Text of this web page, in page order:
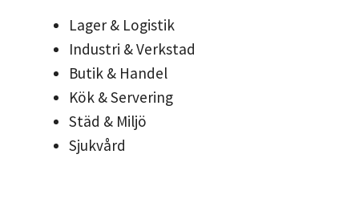
Lager & Logistik
Industri & Verkstad
Butik & Handel
Kök & Servering
Städ & Miljö
Sjukvård